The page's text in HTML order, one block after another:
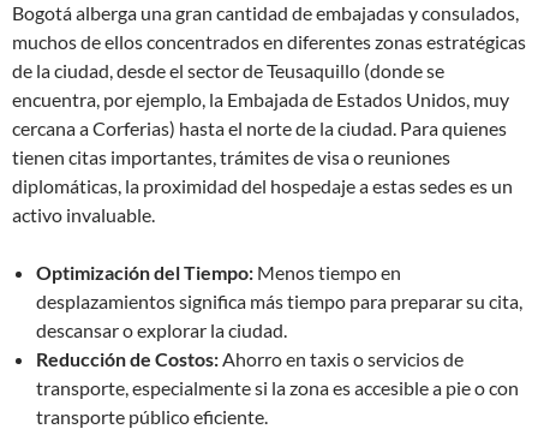
Bogotá alberga una gran cantidad de embajadas y consulados,
muchos de ellos concentrados en diferentes zonas estratégicas
de la ciudad, desde el sector de Teusaquillo (donde se
encuentra, por ejemplo, la Embajada de Estados Unidos, muy
cercana a Corferias) hasta el norte de la ciudad. Para quienes
tienen citas importantes, trámites de visa o reuniones
diplomáticas, la proximidad del hospedaje a estas sedes es un
activo invaluable.
Optimización del Tiempo: Menos tiempo en
desplazamientos significa más tiempo para preparar su cita,
descansar o explorar la ciudad.
Reducción de Costos:Ahorro en taxis o servicios de
transporte, especialmente si la zona es accesible a pie o con
transporte público eficiente.